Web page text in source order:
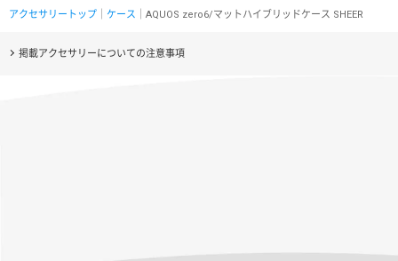
アクセサリートップ ケース ｜AQUOS zero6/マットハイブリッドケース SHEER
掲載アクセサリーについての注意事項